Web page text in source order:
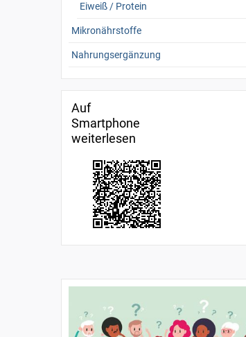
Eiweiß / Protein
Mikronährstoffe
Nahrungsergänzung
Auf
Smartphone
weiterlesen